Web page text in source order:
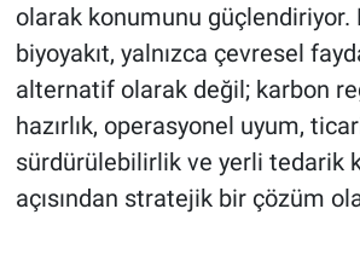
olarak konumunu güçlendiriyor.
biyoyakıt, yalnızca çevresel
alternatif olarak değil; karbon
hazırlık, operasyonel uyum,
sürdürülebilirlik ve yerli tedarik
açısından stratejik bir çözüm